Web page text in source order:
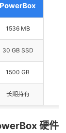
PowerBox
1536 MB
30 GB SSD
1500 GB
长期持有
硬件